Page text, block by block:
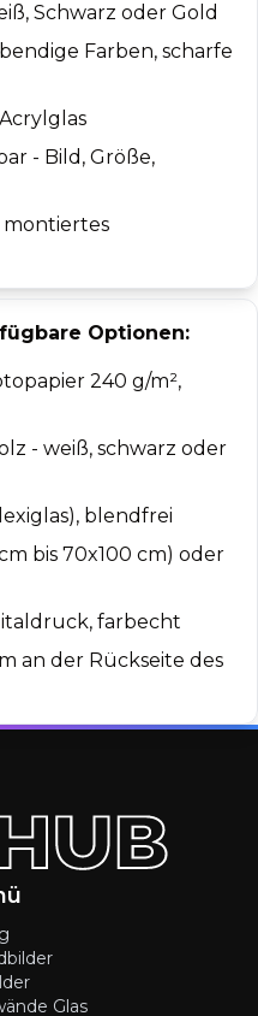
Schwarz oder Gold
Farben, scharfe
- Bild, Größe,
Optionen:
240 g/m²,
- weiß, schwarz oder
blendfrei
bis 70x100 cm) oder
farbecht
an der Rückseite des
Glas